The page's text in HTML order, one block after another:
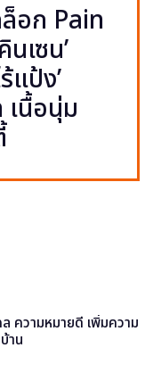
อก Pain
เซน’
แป้ง’
เนื้อนุ่ม
ความหมายดี เพิ่มความ
าน